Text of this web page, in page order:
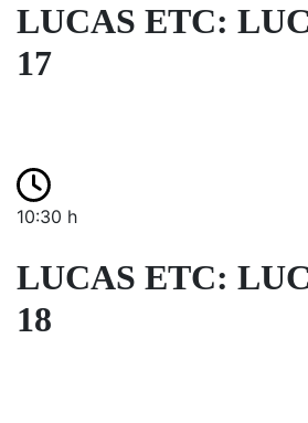
LUCAS ETC:
17
10:30 h
LUCAS ETC:
18